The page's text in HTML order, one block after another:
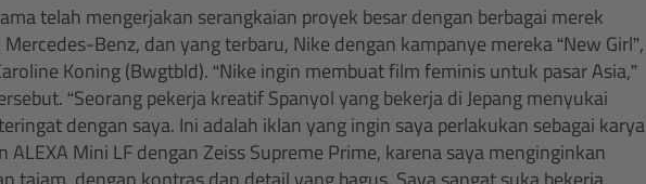
telah mengerjakan serangkaian proyek besar dengan berbagai merek
Benz, dan yang terbaru, Nike dengan kampanye mereka “New Girl”,
Koning (Bwgtbld). “Nike ingin membuat film feminis untuk pasar Asia,”
“Seorang pekerja kreatif Spanyol yang bekerja di Jepang menyukai
dengan saya. Ini adalah iklan yang ingin saya perlakukan sebagai karya
ALEXA Mini LF dengan Zeiss Supreme Prime, karena saya menginginkan